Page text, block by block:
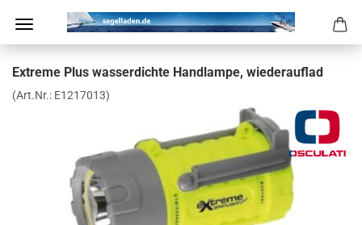
Ex­tre­me Plus was­ser­dich­te Hand­lam­pe, wie­der­auf­lad
(Art.Nr.: E1217013)